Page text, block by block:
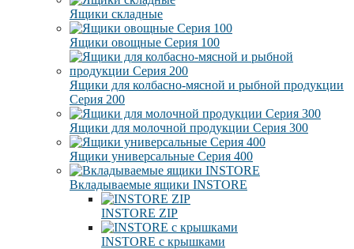
Ящики складные
Ящики овощные Серия 100
Ящики для колбасно-мясной и рыбной продукции
Серия 200
Ящики для молочной продукции Серия 300
Ящики универсальные Серия 400
Вкладываемые ящики INSTORE
INSTORE ZIP
INSTORE с крышками